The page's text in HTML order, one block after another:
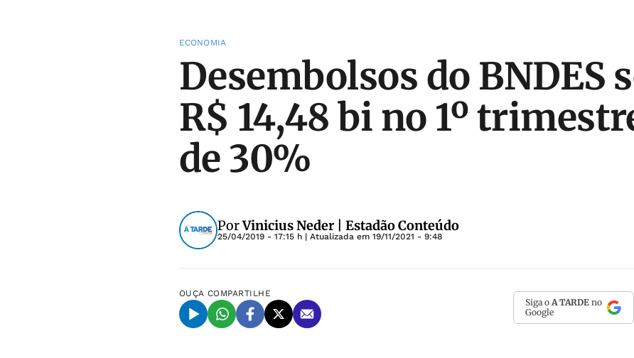
ECONOMIA
Desembolsos do BNDES
R$ 14,48 bi no 1º
de 30%
PorVinicius Neder | Estadão Conteúdo
25/04/2019 - 17:15 h | Atualizada em 19/11/2021 - 9:48
OUÇA COMPARTILHE
Siga o A TARDE no
Google